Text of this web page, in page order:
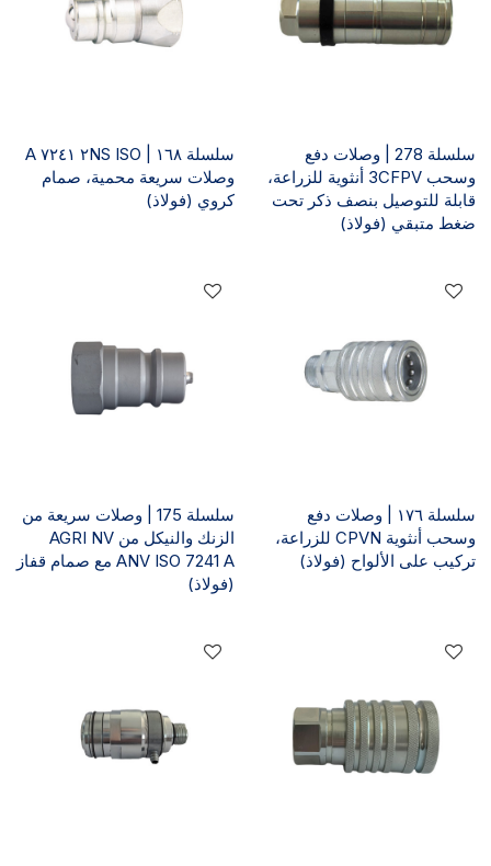
سلسلة 278 | وصلات دفع
وسحب 3CFPV أنثوية للزراعة،
قابلة للتوصيل بنصف ذكر تحت
ضغط متبقي (فولاذ)
سلسلة ١٦٨ | ٢NS ISO ٧٢٤١ A
وصلات سريعة محمية، صمام
كروي (فولاذ)
سلسلة ١٧٦ | وصلات دفع
وسحب أنثوية CPVN للزراعة،
تركيب على الألواح (فولاذ)
سلسلة 175 | وصلات سريعة من
الزنك والنيكل من AGRI NV
ANV ISO 7241 A مع صمام قفاز
(فولاذ)